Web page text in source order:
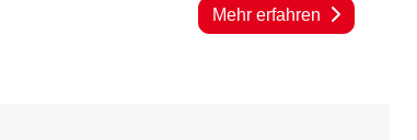
Mehr erfahren